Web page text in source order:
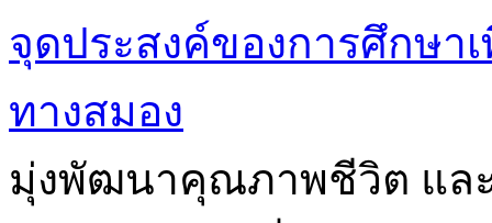
จุดประสงค์ของการศึกษา
ทางสมอง
มุ่งพัฒนาคุณภาพชีวิต แล